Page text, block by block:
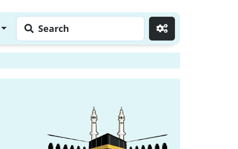
Search